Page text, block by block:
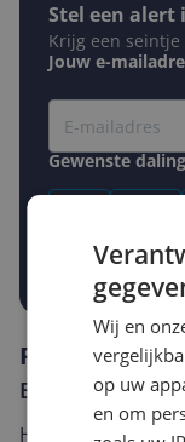
Stel een alert
Krijg een
Jouw e-
Gewenste
Reviews
Er zijn nog
Heb jij dit product
Wij en
op uw
en om